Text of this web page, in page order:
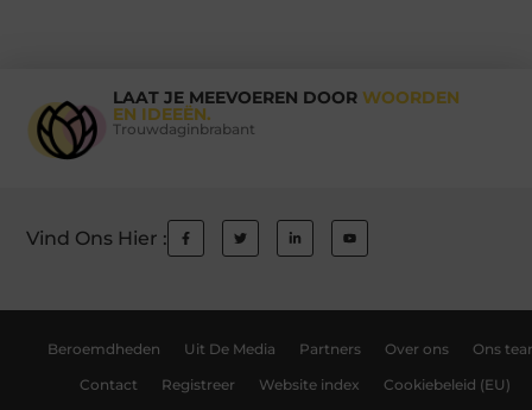
LAAT JE MEEVOEREN DOOR WOORDEN
EN IDEEËN.
Trouwdaginbrabant
Vind Ons Hier :
Beroemdheden Uit De Media Partners Over ons Ons
Contact Registreer Website index Cookiebeleid (EU)